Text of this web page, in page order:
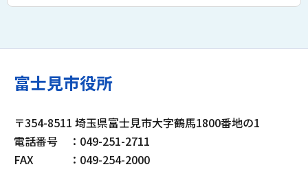
富士見市役所
〒354-8511 埼玉県富士見市大字鶴馬1800番地の1
電話番号
：049-251-2711
FAX
：049-254-2000